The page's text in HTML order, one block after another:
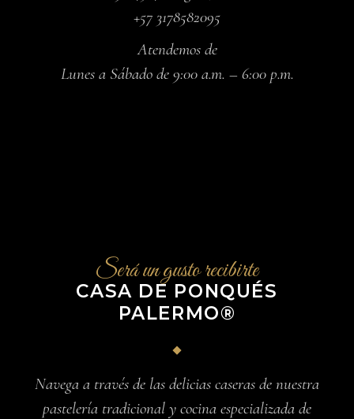
+57 3178582095
Atendemos de
Lunes a Sábado de 9:00 a.m. – 6:00 p.m.
Será un gusto recibirte
CASA DE PONQUÉS
PALERMO®
Navega a través de las delicias caseras de nuestra
pastelería tradicional y cocina especializada de